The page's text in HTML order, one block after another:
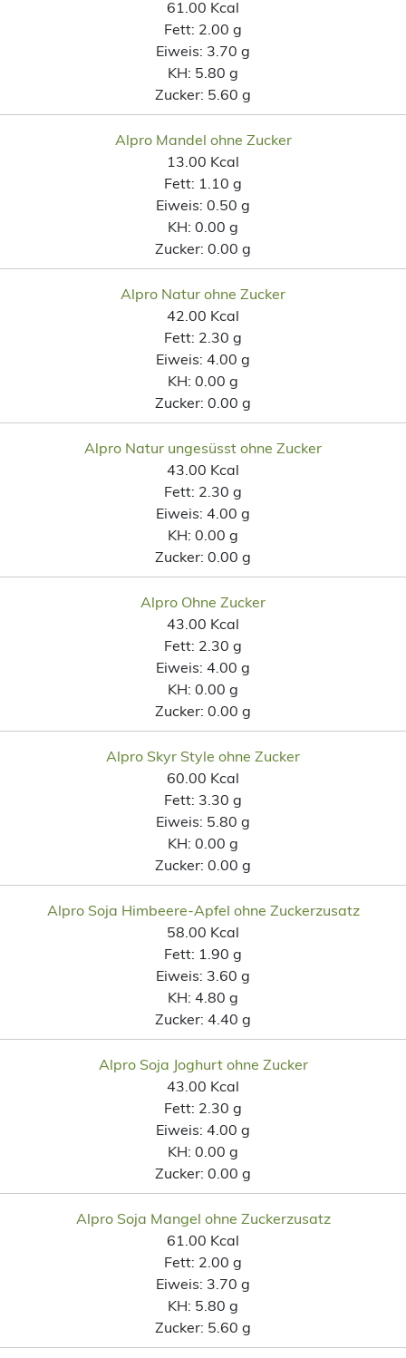
61.00 Kcal
Fett: 2.00 g
Eiweis: 3.70 g
KH: 5.80 g
Zucker: 5.60 g
Alpro Mandel ohne Zucker
13.00 Kcal
Fett: 1.10 g
Eiweis: 0.50 g
KH: 0.00 g
Zucker: 0.00 g
Alpro Natur ohne Zucker
42.00 Kcal
Fett: 2.30 g
Eiweis: 4.00 g
KH: 0.00 g
Zucker: 0.00 g
Alpro Natur ungesüsst ohne Zucker
43.00 Kcal
Fett: 2.30 g
Eiweis: 4.00 g
KH: 0.00 g
Zucker: 0.00 g
Alpro Ohne Zucker
43.00 Kcal
Fett: 2.30 g
Eiweis: 4.00 g
KH: 0.00 g
Zucker: 0.00 g
Alpro Skyr Style ohne Zucker
60.00 Kcal
Fett: 3.30 g
Eiweis: 5.80 g
KH: 0.00 g
Zucker: 0.00 g
Alpro Soja Himbeere-Apfel ohne Zuckerzusatz
58.00 Kcal
Fett: 1.90 g
Eiweis: 3.60 g
KH: 4.80 g
Zucker: 4.40 g
Alpro Soja Joghurt ohne Zucker
43.00 Kcal
Fett: 2.30 g
Eiweis: 4.00 g
KH: 0.00 g
Zucker: 0.00 g
Alpro Soja Mangel ohne Zuckerzusatz
61.00 Kcal
Fett: 2.00 g
Eiweis: 3.70 g
KH: 5.80 g
Zucker: 5.60 g